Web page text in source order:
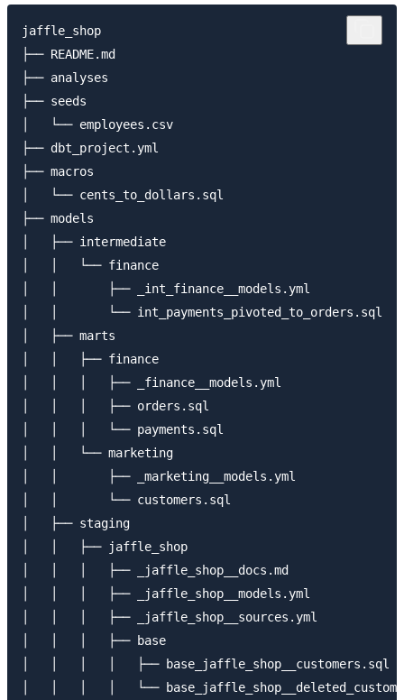
jaffle_shop
├── README.md
├── analyses
├── seeds
│   └── employees.csv
├── dbt_project.yml
├── macros
│   └── cents_to_dollars.sql
├── models
│   ├── intermediate
│   │   └── finance
│   │       ├── _int_finance__models.yml
│   │       └── int_payments_pivoted_to_orders.sql
│   ├── marts
│   │   ├── finance
│   │   │   ├── _finance__models.yml
│   │   │   ├── orders.sql
│   │   │   └── payments.sql
│   │   └── marketing
│   │       ├── _marketing__models.yml
│   │       └── customers.sql
│   ├── staging
│   │   ├── jaffle_shop
│   │   │   ├── _jaffle_shop__docs.md
│   │   │   ├── _jaffle_shop__models.yml
│   │   │   ├── _jaffle_shop__sources.yml
│   │   │   ├── base
│   │   │   │   ├── base_jaffle_shop__customers.sql
│   │   │   │   └──